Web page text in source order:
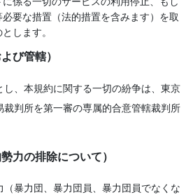
要な措置（法的措置を含みます）を取
します。
び管轄）
、本規約に関する一切の紛争は、東京
判所を第一審の専属的合意管轄裁判所
力の排除について）
暴力団、暴力団員、暴力団員でなくな